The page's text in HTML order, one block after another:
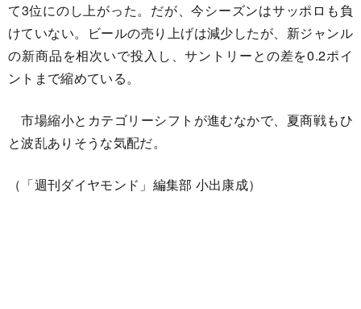
て3位にのし上がった。だが、今シーズンはサッポロも負
けていない。ビールの売り上げは減少したが、新ジャンル
の新商品を相次いで投入し、サントリーとの差を0.2ポイ
ントまで縮めている。
市場縮小とカテゴリーシフトが進むなかで、夏商戦もひ
と波乱ありそうな気配だ。
（「週刊ダイヤモンド」編集部 小出康成）